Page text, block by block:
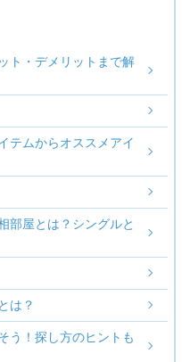
ト・デメリットまで解
テムからオススメアイ
部屋とは？シングルと
は？
う！探し方のヒントも